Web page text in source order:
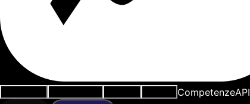
CompetenzeAPI